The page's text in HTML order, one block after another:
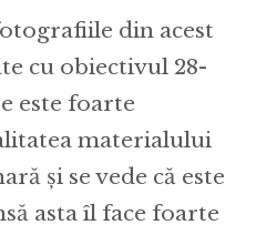
din acest
cu obiectivul 28-
este foarte
materialului
și se vede că este
asta îl face foarte